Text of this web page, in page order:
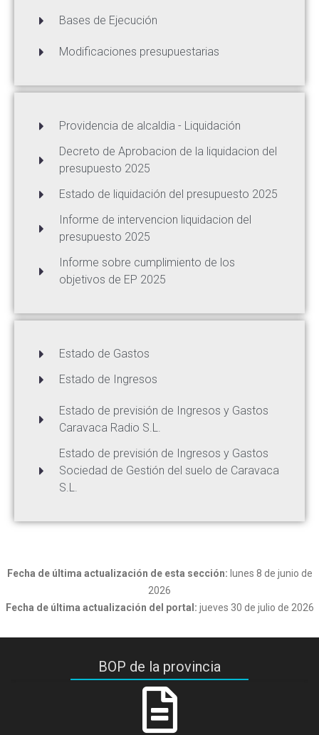
Bases de Ejecución
Modificaciones presupuestarias
Providencia de alcaldia - Liquidación
Decreto de Aprobacion de la liquidacion del
presupuesto 2025
Estado de liquidación del presupuesto 2025
Informe de intervencion liquidacion del
presupuesto 2025
Informe sobre cumplimiento de los
objetivos de EP 2025
Estado de Gastos
Estado de Ingresos
Estado de previsión de Ingresos y Gastos
Caravaca Radio S.L.
Estado de previsión de Ingresos y Gastos
Sociedad de Gestión del suelo de Caravaca
S.L.
Fecha de última actualización de esta sección: lunes 8 de junio de
2026
Fecha de última actualización del portal: jueves 30 de julio de 2026
BOP de la provincia